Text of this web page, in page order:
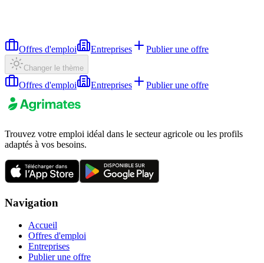
Offres d'emploi Entreprises Publier une offre
Changer le thème
Offres d'emploi Entreprises Publier une offre
Trouvez votre emploi idéal dans le secteur agricole ou les profils
adaptés à vos besoins.
Navigation
Accueil
Offres d'emploi
Entreprises
Publier une offre